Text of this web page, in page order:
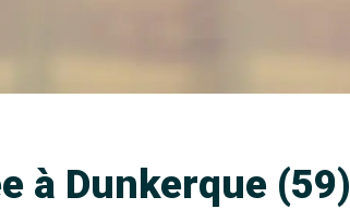
à Dunkerque (59)